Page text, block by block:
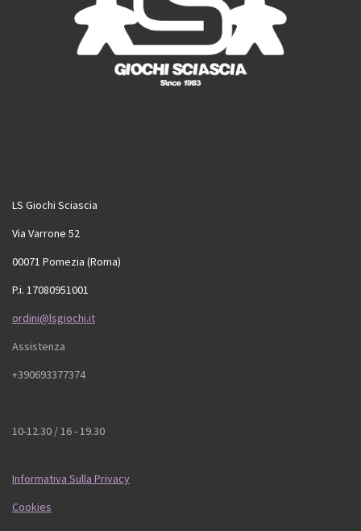
LS Giochi Sciascia
Via Varrone 52
00071 Pomezia (Roma)
P.i. 17080951001
ordini@lsgiochi.it
Assistenza
+390693377374
10-12.30 / 16 - 19.30
Informativa Sulla Privacy
Cookies